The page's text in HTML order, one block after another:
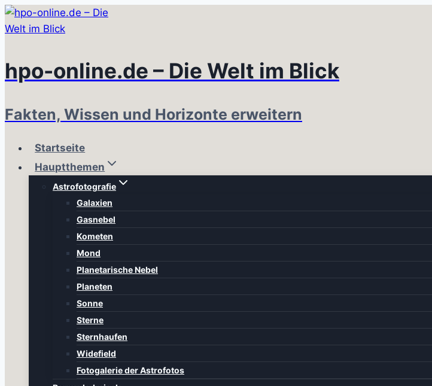
Zum
Inhalt
hpo-online.de – Die Welt im Blick
Fakten, Wissen und Horizonte erweitern
Startseite
Hauptthemen
Astrofotografie
Galaxien
Gasnebel
Kometen
Mond
Planetarische Nebel
Planeten
Sonne
Sterne
Sternhaufen
Widefield
Fotogalerie der Astrofotos